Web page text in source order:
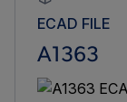
ECAD FILE
A1363